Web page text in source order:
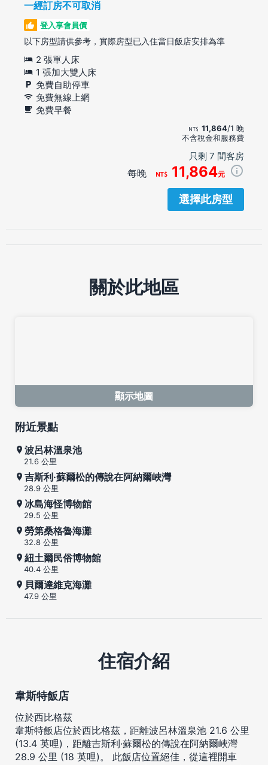
一經訂房不可取消
登入享會員價
以下房型請供參考，實際房型已入住當日飯店安排為準
2 張單人床
1 張加大雙人床
免費自助停車
免費無線上網
免費早餐
11,864/1 晚
不含稅金和服務費
只剩 7 間客房
每晚 11,864元
選擇此房型
關於此地區
顯示地圖
附近景點
波呂林溫泉池
21.6 公里
吉斯利·蘇爾松的傳說在阿納爾峽灣
28.9 公里
冰島海怪博物館
29.5 公里
勞第桑格魯海灘
32.8 公里
紐土爾民俗博物館
40.4 公里
貝爾達維克海灘
47.9 公里
住宿介紹
韋斯特飯店
位於西比格茲
韋斯特飯店位於西比格茲，距離波呂林溫泉池 21.6 公里
(13.4 英哩)，距離吉斯利·蘇爾松的傳說在阿納爾峽灣
28.9 公里 (18 英哩)。 此飯店位置絕佳，從這裡開車